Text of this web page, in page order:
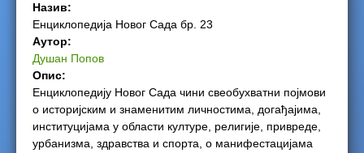
h
e
r
e
Назив:
Енциклопедија Новог Сада бр. 23
Аутор:
Душан Попов
Опис:
Енциклопедију Новог Сада чини свеобухватни појмови
о историјским и знаменитим личностима, догађајима,
институцијама у области културе, религије, привреде,
урбанизма, здравства и спорта, о манифестацијама